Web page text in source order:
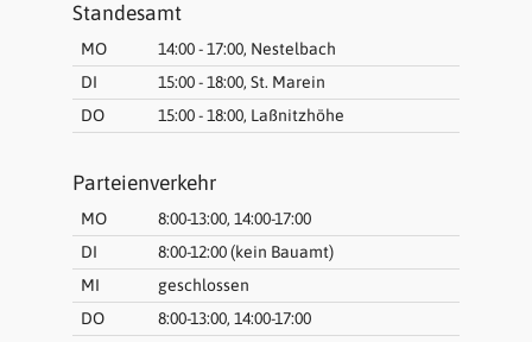
Standesamt
MO
14:00 - 17:00, Nestelbach
DI
15:00 - 18:00, St. Marein
DO
15:00 - 18:00, Laßnitzhöhe
Parteienverkehr
MO
8:00-13:00, 14:00-17:00
DI
8:00-12:00 (kein Bauamt)
MI
geschlossen
DO
8:00-13:00, 14:00-17:00